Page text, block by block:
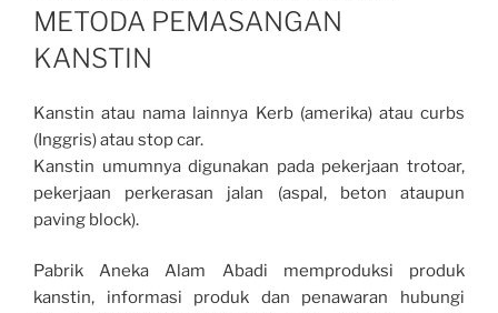
ON
METODA PEMASANGAN
KANSTIN
Kanstin atau nama lainnya Kerb (amerika) atau curbs
(Inggris) atau stop car.
Kanstin umumnya digunakan pada pekerjaan trotoar,
pekerjaan perkerasan jalan (aspal, beton ataupun
paving block).
Pabrik Aneka Alam Abadi memproduksi produk
kanstin, informasi produk dan penawaran hubungi